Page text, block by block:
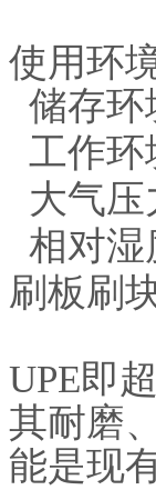
使用环
储存
工作
大气压
相对湿
刷板刷
UPE即
其耐磨
能是现